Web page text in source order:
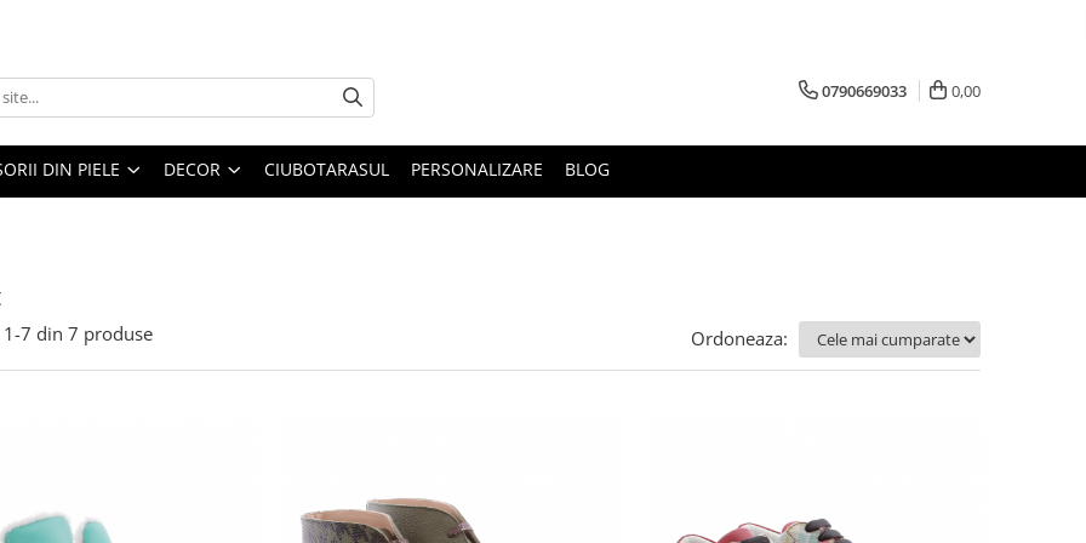
0790669033 0,00
DIN PIELE DECOR CIUBOTARASUL PERSONALIZARE BLOG
1-7 din 7 produse Ordoneaza: